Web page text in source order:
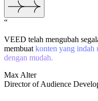
“
VEED telah mengubah
membuat konten yang indah
dengan mudah.
Max Alter
Director of Audience